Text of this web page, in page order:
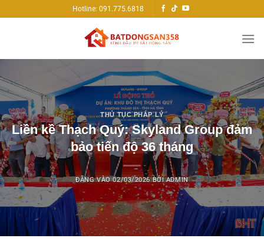
qua
Hotline: 091.775.6818
THỦ TỤC PHÁP LÝ
Liền kề Thạch Quý: Skyland Group đảm
bảo tiến độ 36 tháng
ĐĂNG VÀO02/03/2026 BỞIADMIN